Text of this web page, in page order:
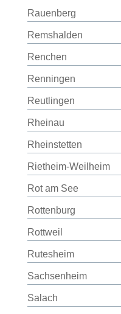
Rauenberg
Remshalden
Renchen
Renningen
Reutlingen
Rheinau
Rheinstetten
Rietheim-Weilheim
Rot am See
Rottenburg
Rottweil
Rutesheim
Sachsenheim
Salach